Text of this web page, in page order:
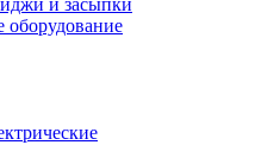
и засыпки